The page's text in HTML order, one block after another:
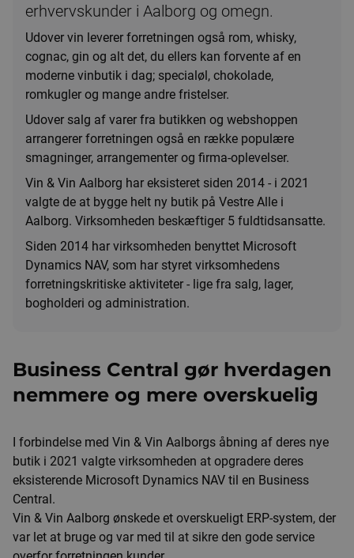
erhvervskunder i Aalborg og omegn.
Udover vin leverer forretningen også rom, whisky,
cognac, gin og alt det, du ellers kan forvente af en
moderne vinbutik i dag; specialøl, chokolade,
romkugler og mange andre fristelser.
Udover salg af varer fra butikken og webshoppen
arrangerer forretningen også en række populære
smagninger, arrangementer og firma-oplevelser.
Vin & Vin Aalborg har eksisteret siden 2014 - i 2021
valgte de at bygge helt ny butik på Vestre Alle i
Aalborg. Virksomheden beskæftiger 5 fuldtidsansatte.
Siden 2014 har virksomheden benyttet Microsoft
Dynamics NAV, som har styret virksomhedens
forretningskritiske aktiviteter - lige fra salg, lager,
bogholderi og administration.
Business Central gør hverdagen
nemmere og mere overskuelig
I forbindelse med Vin & Vin Aalborgs åbning af deres nye
butik i 2021 valgte virksomheden at opgradere deres
eksisterende Microsoft Dynamics NAV til en Business
Central.
Vin & Vin Aalborg ønskede et overskueligt ERP-system, der
var let at bruge og var med til at sikre den gode service